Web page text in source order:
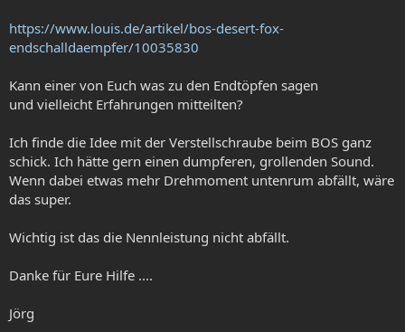
https://www.louis.de/artikel/bos-desert-fox-
endschalldaempfer/10035830
Kann einer von Euch was zu den Endtöpfen sagen
und vielleicht Erfahrungen mitteilten?
Ich finde die Idee mit der Verstellschraube beim BOS ganz
schick. Ich hätte gern einen dumpferen, grollenden Sound.
Wenn dabei etwas mehr Drehmoment untenrum abfällt, wäre
das super.
Wichtig ist das die Nennleistung nicht abfällt.
Danke für Eure Hilfe ....
Jörg